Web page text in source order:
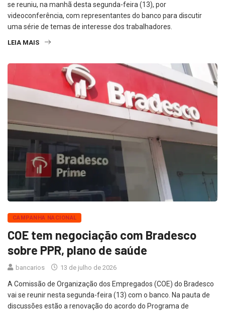
se reuniu, na manhã desta segunda-feira (13), por
videoconferência, com representantes do banco para discutir
uma série de temas de interesse dos trabalhadores.
LEIA MAIS
CAMPANHA NACIONAL
COE tem negociação com Bradesco
sobre PPR, plano de saúde
bancarios 13 de julho de 2026
A Comissão de Organização dos Empregados (COE) do Bradesco
vai se reunir nesta segunda-feira (13) com o banco. Na pauta de
discussões estão a renovação do acordo do Programa de